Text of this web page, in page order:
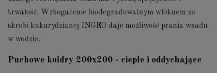
trwałość. Wzbogacenie biodegradowalnym włóknem ze
skrobi kukurydzianej INGEO daje możliwość prania wsadu
w wodzie.
Puchowe kołdry 200x200 - ciepłe i oddychające